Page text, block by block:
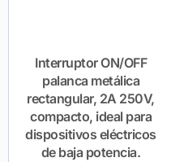
Interruptor ON/OFF
palanca metálica
rectangular, 2A 250V,
compacto, ideal para
dispositivos eléctricos
de baja potencia.